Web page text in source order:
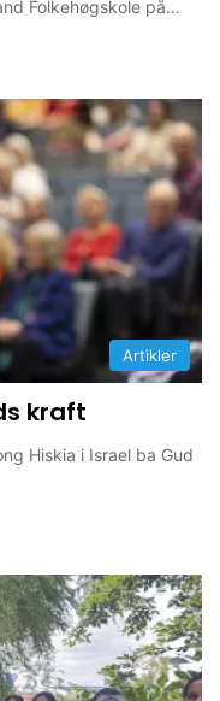
Folkehøgskole på…
Artikler
kraft
Hiskia i Israel ba Gud